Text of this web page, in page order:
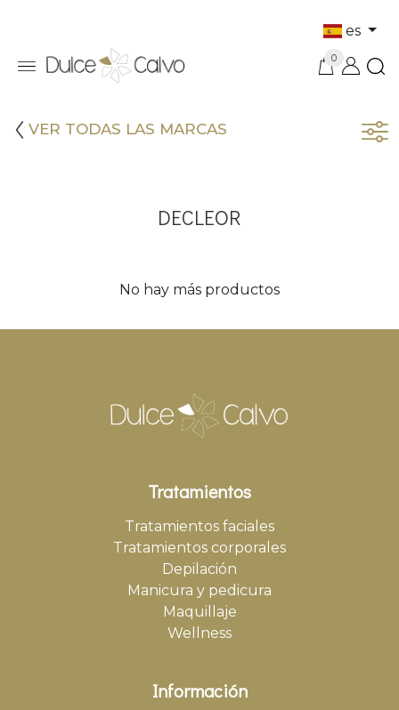
es
0
VER TODAS LAS MARCAS
DECLEOR
No hay más productos
Tratamientos
Tratamientos faciales
Tratamientos corporales
Depilación
Manicura y pedicura
Maquillaje
Wellness
Información